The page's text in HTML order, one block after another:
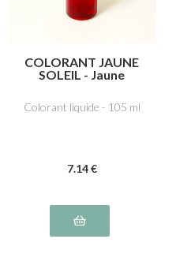
COLORANT JAUNE
SOLEIL - Jaune
Colorant liquide - 105 ml
7.14 €